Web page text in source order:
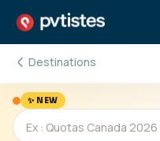
Destinations
✨ NEW